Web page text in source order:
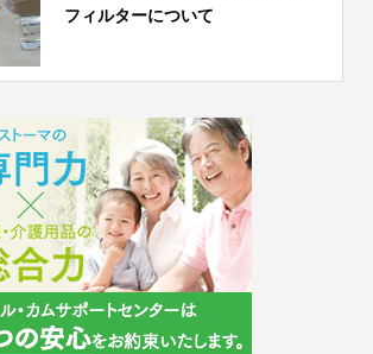
フィルターについて